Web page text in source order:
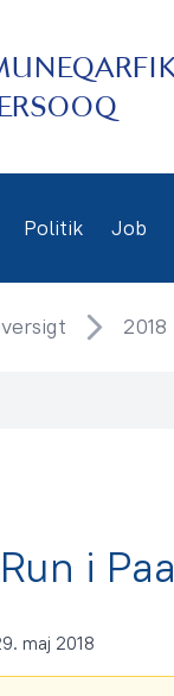
Politik Job
2018
i
maj 2018